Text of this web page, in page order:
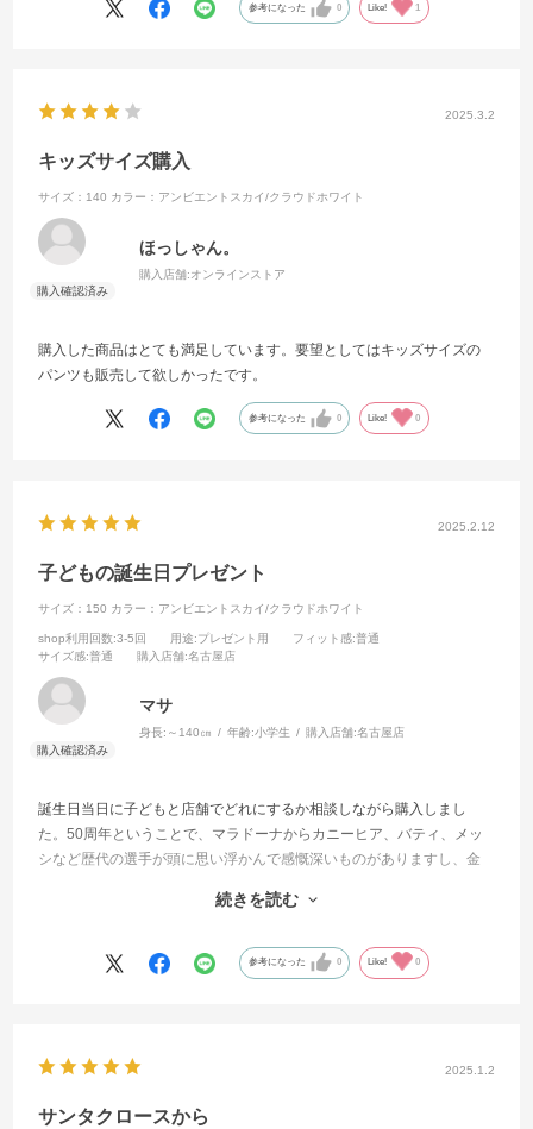
参考になった 0 Like! 1
2025.3.2
キッズサイズ購入
サイズ：140 カラー：アンビエントスカイ/クラウドホワイト
ほっしゃん。
購入店舗:オンラインストア
購入した商品はとても満足しています。要望としてはキッズサイズの
パンツも販売して欲しかったです。
参考になった 0 Like! 0
2025.2.12
子どもの誕生日プレゼント
サイズ：150 カラー：アンビエントスカイ/クラウドホワイト
shop利用回数:3-5回 用途:プレゼント用 フィット感:普通
サイズ感:普通 購入店舗:名古屋店
マサ
身長: ～140㎝ 年齢:小学生 購入店舗:名古屋店
誕生日当日に子どもと店舗でどれにするか相談しながら購入しまし
た。50周年ということで、マラドーナからカニーヒア、バティ、メッ
シなど歴代の選手が頭に思い浮かんで感慨深いものがありますし、金
たが、子どももとても気に入ってます。ユニフォームとしての機能性
す場面だけでなく、普段も喜んで着ています。子どもがサイズアウト
したら壁に飾りたくなるようなメモリアルな一着かなと思いました。
続きを読む
参考になった 0 Like! 0
2025.1.2
サンタクロースから